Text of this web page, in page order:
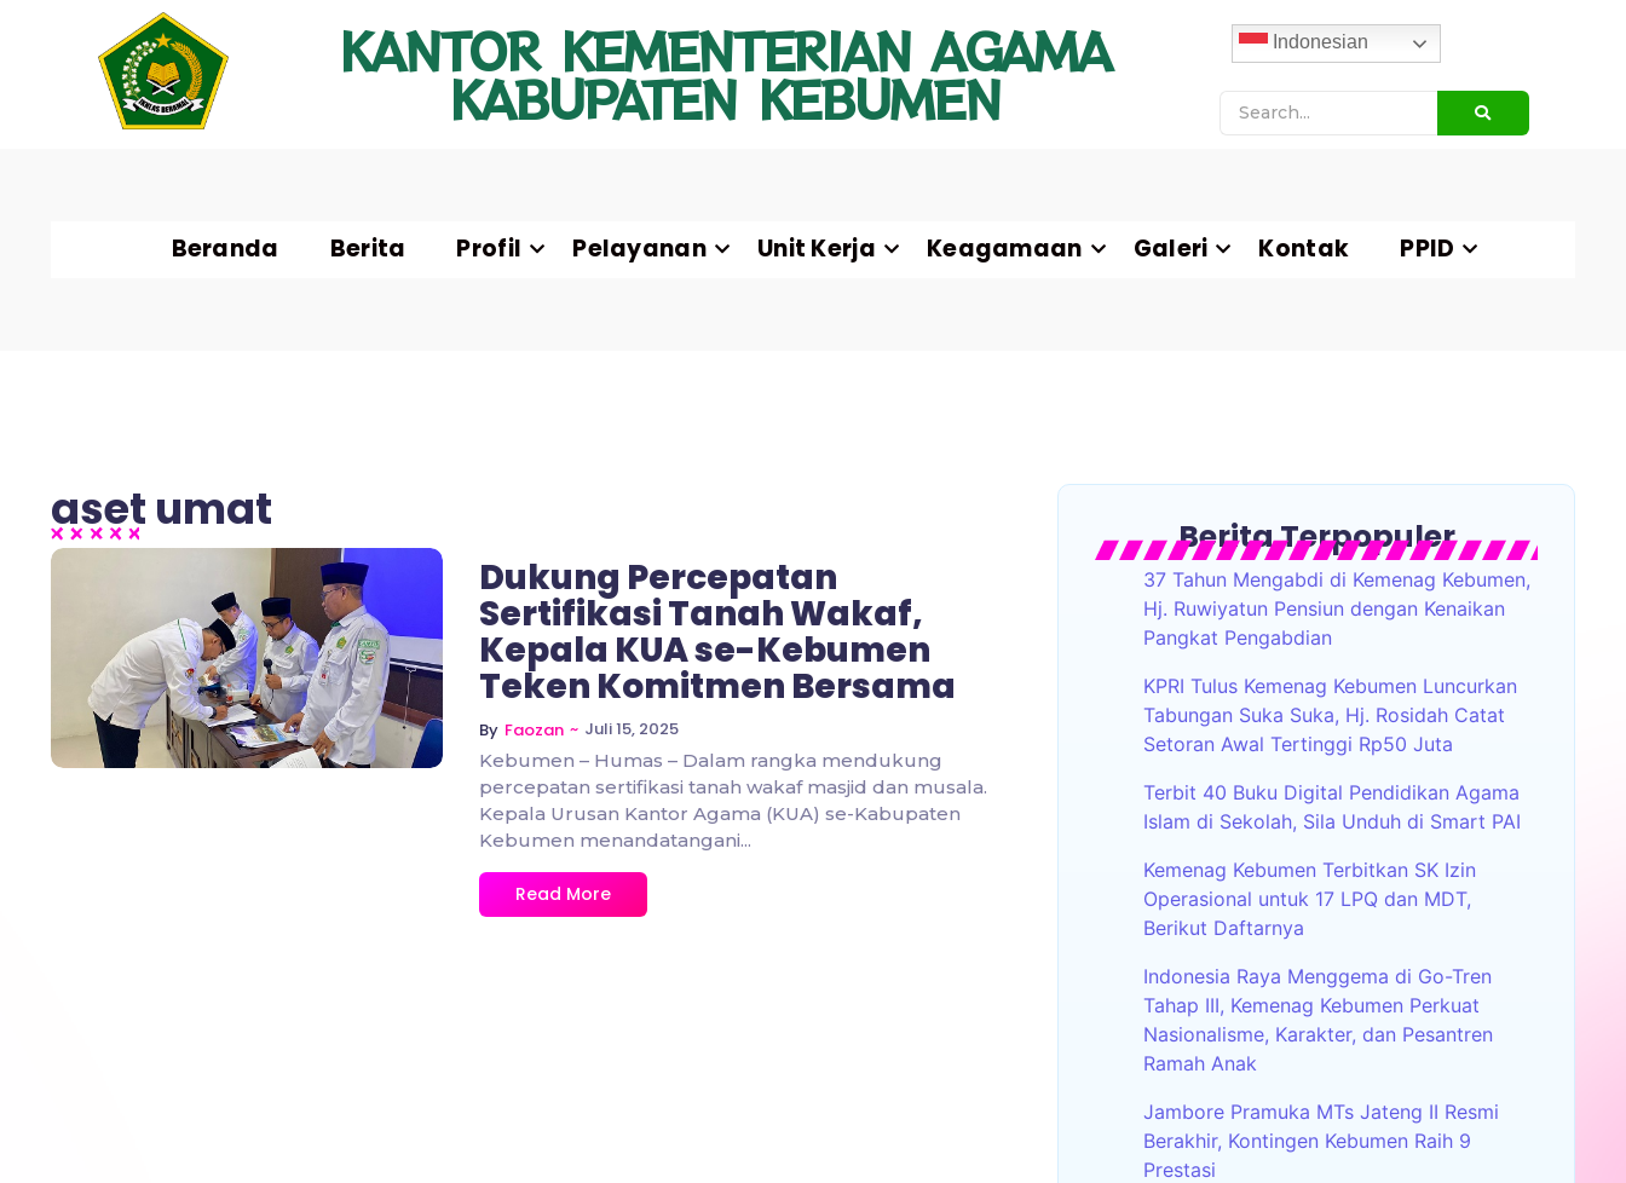
KANTOR KEMENTERIAN AGAMA
KABUPATEN KEBUMEN
Indonesian
Beranda Berita Profil Pelayanan Unit Kerja Keagamaan Galeri Kontak PPID
aset umat
No Comments
Dukung Percepatan
Sertifikasi Tanah Wakaf,
Kepala KUA se-Kebumen
Teken Komitmen Bersama
By Faozan ~ Juli 15, 2025
Kebumen – Humas – Dalam rangka mendukung
percepatan sertifikasi tanah wakaf masjid dan musala.
Kepala Urusan Kantor Agama (KUA) se-Kabupaten
Kebumen menandatangani...
Read More
Berita Terpopuler
37 Tahun Mengabdi di Kemenag Kebumen,
Hj. Ruwiyatun Pensiun dengan Kenaikan
Pangkat Pengabdian
KPRI Tulus Kemenag Kebumen Luncurkan
Tabungan Suka Suka, Hj. Rosidah Catat
Setoran Awal Tertinggi Rp50 Juta
Terbit 40 Buku Digital Pendidikan Agama
Islam di Sekolah, Sila Unduh di Smart PAI
Kemenag Kebumen Terbitkan SK Izin
Operasional untuk 17 LPQ dan MDT,
Berikut Daftarnya
Indonesia Raya Menggema di Go-Tren
Tahap III, Kemenag Kebumen Perkuat
Nasionalisme, Karakter, dan Pesantren
Ramah Anak
Jambore Pramuka MTs Jateng II Resmi
Berakhir, Kontingen Kebumen Raih 9
Prestasi